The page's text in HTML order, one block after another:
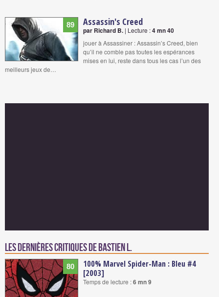
89 Assassin's Creed
par Richard B. | Lecture :4 mn 40
jouer à Assassiner : Assassin’s Creed, bien
qu’il ne comble pas toutes les espérances
mises en lui, reste dans tous les cas l’un des
meilleurs jeux de…
Les dernières critiques de Bastien L.
80
100% Marvel Spider-Man : Bleu #4
[2003]
Temps de lecture :6 mn 9